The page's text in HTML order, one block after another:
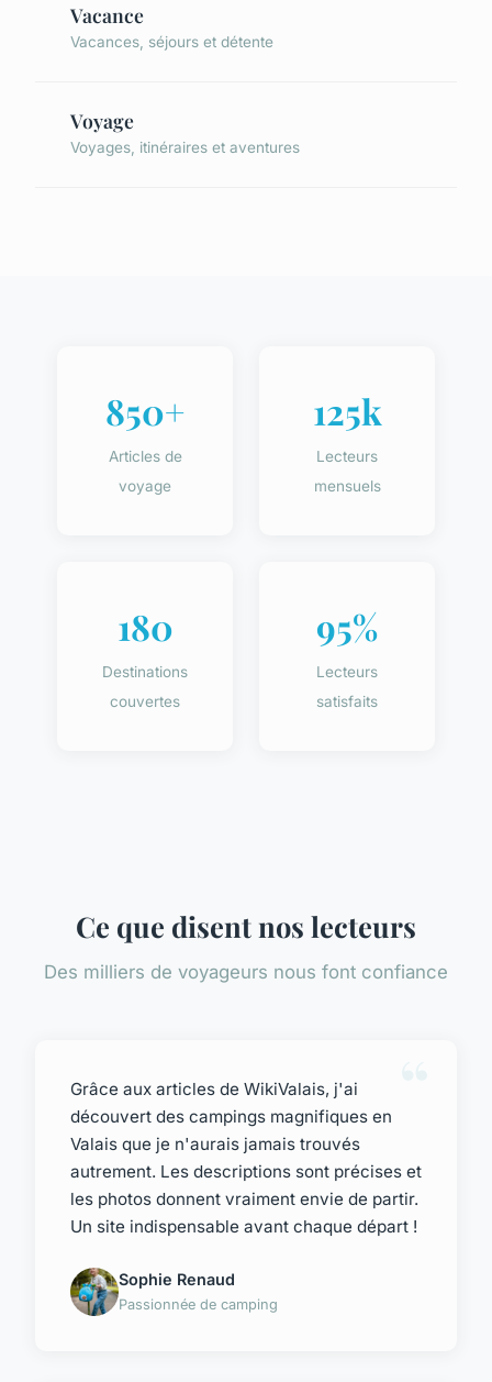
Vacance
Vacances, séjours et détente
Voyage
Voyages, itinéraires et aventures
850+
Articles de
voyage
125k
Lecteurs
mensuels
180
Destinations
couvertes
95%
Lecteurs
satisfaits
Ce que disent nos lecteurs
Des milliers de voyageurs nous font confiance
Grâce aux articles de WikiValais, j'ai
découvert des campings magnifiques en
Valais que je n'aurais jamais trouvés
autrement. Les descriptions sont précises et
les photos donnent vraiment envie de partir.
Un site indispensable avant chaque départ !
Sophie Renaud
Passionnée de camping